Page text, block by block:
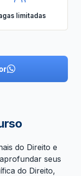
limitadas
do Direito e
seus
do Direito,